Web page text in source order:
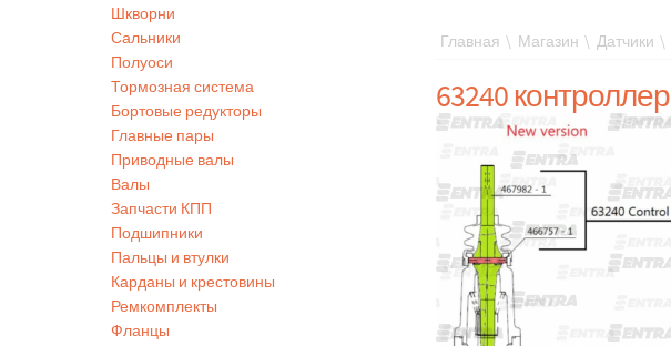
Шкворни
Сальники
Полуоси
Тормозная система
Бортовые редукторы
Главные пары
Приводные валы
Валы
Запчасти КПП
Подшипники
Пальцы и втулки
Карданы и крестовины
Ремкомплекты
Фланцы
Главная \ Магазин \Датчики \
63240 контроллер